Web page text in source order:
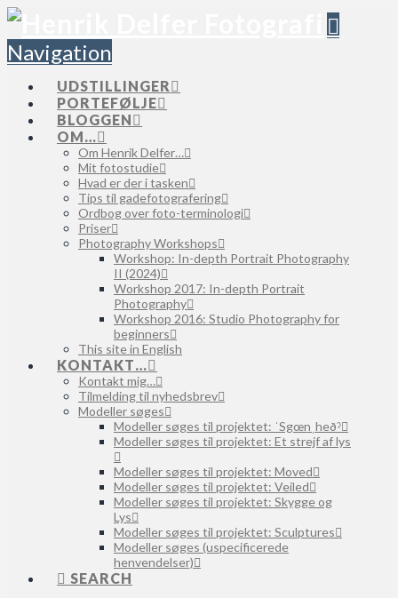
Navigation
UDSTILLINGER
PORTEFØLJE
BLOGGEN
OM…
Om Henrik Delfer…
Mit fotostudie
Hvad er der i tasken
Tips til gadefotografering
Ordbog over foto-terminologi
Priser
Photography Workshops
Workshop: In-depth Portrait Photography
II (2024)
Workshop 2017: In-depth Portrait
Photography
Workshop 2016: Studio Photography for
beginners
This site in English
KONTAKT…
Kontakt mig…
Tilmelding til nyhedsbrev
Modeller søges
Modeller søges til projektet: ˈSgœnˌheðˀ
Modeller søges til projektet: Et strejf af lys
Modeller søges til projektet: Moved
Modeller søges til projektet: Veiled
Modeller søges til projektet: Skygge og
Lys
Modeller søges til projektet: Sculptures
Modeller søges (uspecificerede
henvendelser)
SEARCH